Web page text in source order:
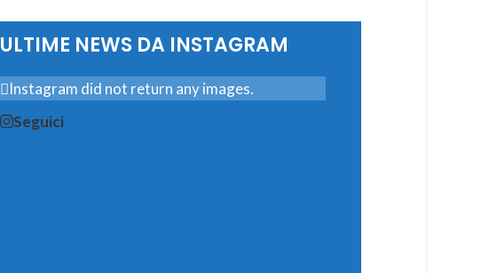
ULTIME NEWS DA INSTAGRAM
Instagram did not return any images.
Seguici